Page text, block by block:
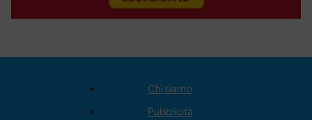
Chi siamo
Pubblicità